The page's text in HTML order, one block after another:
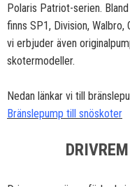
Polaris Patriot-serien.
finns SP1, Division, Walbro,
vi erbjuder även
skotermodeller.
Nedan länkar vi till
Bränslepump till snöskoter
DRIVREM